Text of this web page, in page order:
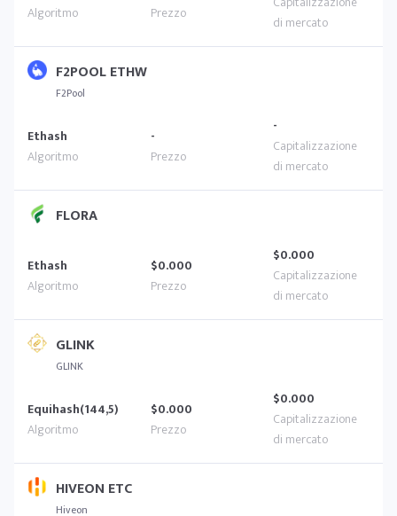
F2POOL ETHW
F2Pool
Ethash - -
FLORA
Ethash $0.000 $0.000
GLINK
GLINK
Equihash(144,5) $0.000 $0.000
HIVEON ETC
Hiveon